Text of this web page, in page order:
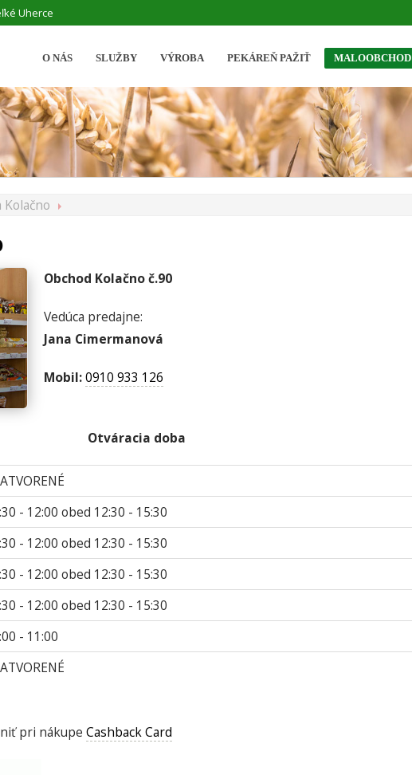
Uherce
O NÁS SLUŽBY VÝROBA PEKÁREŇ PAŽIŤ MALOOBCHOD
Kolačno
Obchod Kolačno č.90
Vedúca predajne:
Jana Cimermanová
Mobil:0910 933 126
Otváracia doba
- 12:00 obed 12:30 - 15:30
- 12:00 obed 12:30 - 15:30
- 12:00 obed 12:30 - 15:30
- 12:00 obed 12:30 - 15:30
- 11:00
pri nákupe Cashback Card